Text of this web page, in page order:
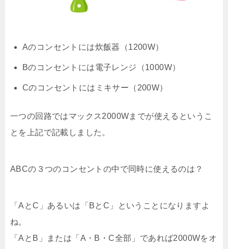
Aのコンセントには炊飯器（1200W）
Bのコンセントには電子レンジ（1000W）
Cのコンセントにはミキサー（200W）
一つの回路ではマックス2000Wまでが使えるというこ
とを上記で記載しました。
ABCの３つのコンセントの中で同時に使えるのは？
「AとC」あるいは「BとC」ということになりますよ
ね。
「AとB」または「A・B・C全部」であれば2000Wをオ